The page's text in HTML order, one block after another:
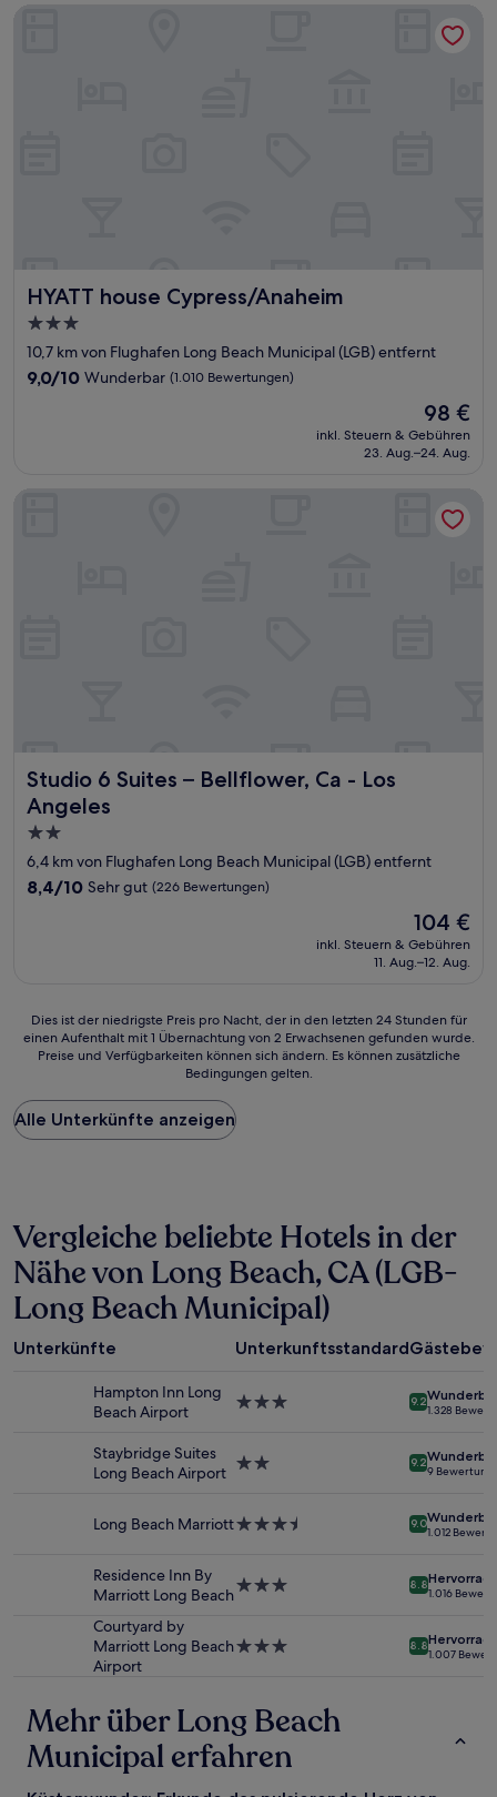
Bewertungen)
HYATT house Cypress/Anaheim
HYATT house Cypress/Anaheim
3.0-
Sterne-
Unterkunft
10,7 km von Flughafen Long Beach Municipal (LGB) entfernt
9.0
9,0/10 Wunderbar (1.010 Bewertungen)
Der
Preis
beträgt
98 €
inkl. Steuern & Gebühren
23. Aug.–24. Aug.
Studio 6 Suites – Bellflower, Ca - Los
Angeles
Studio 6 Suites – Bellflower, Ca - Los Angeles
2.0-
Sterne-
Unterkunft
6,4 km von Flughafen Long Beach Municipal (LGB) entfernt
8.4
8,4/10 Sehr gut (226 Bewertungen)
Der
Preis
beträgt
104 €
inkl. Steuern & Gebühren
11. Aug.–12. Aug.
Studio 6 Suites – Bellflower, Ca - Los Angeles
Dies
ist
Preis
pro
Nacht,
24 Stunden
für
einen
Aufenthalt
mit
1 Übernachtung
von
Verfügbarkeiten
Bedingungen
Dies ist der niedrigste Preis pro Nacht, der in den letzten 24 Stunden für
einen Aufenthalt mit 1 Übernachtung von 2 Erwachsenen gefunden wurde.
Preise und Verfügbarkeiten können sich ändern. Es können zusätzliche
Bedingungen gelten.
Alle Unterkünfte anzeigen
Vergleiche beliebte Hotels in der
Nähe von Long Beach, CA (LGB-
Long Beach Municipal)
Unterkünfte Unterkunftsstandard
Hampton Inn Long
Beach Airport
3.0-
9.2
1.328
Staybridge Suites
Long Beach Airport 2.0-
9.2
9
Long Beach Marriott3.5-
9.0
1.012
Residence Inn By
Marriott Long Beach3.0-
8.8
1.016
Courtyard by
Marriott Long Beach
Airport
3.0-
8.8
1.007
Mehr über Long Beach
Municipal erfahren